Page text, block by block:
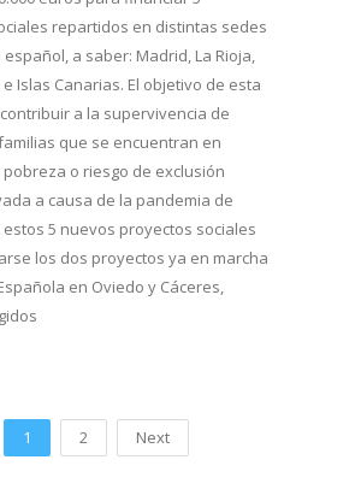
repartidos en distintas sedes
a saber: Madrid, La Rioja,
Islas Canarias. El objetivo de esta
a la supervivencia de
que se encuentran en
o riesgo de exclusión
a causa de la pandemia de
estos 5 nuevos proyectos sociales
los dos proyectos ya en marcha
en Oviedo y Cáceres,
1 2 Next